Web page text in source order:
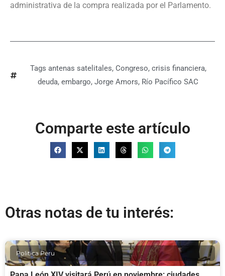
administrativa de la compra realizada por el Parlamento.
Tags antenas satelitales, Congreso, crisis financiera,
deuda, embargo, Jorge Amors, Río Pacífico SAC
Comparte este artículo
Otras notas de tu interés:
Politica Peru